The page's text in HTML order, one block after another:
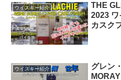
ウイスキー紹介
THE
2023
カスク
ウイスキー紹介
グレン